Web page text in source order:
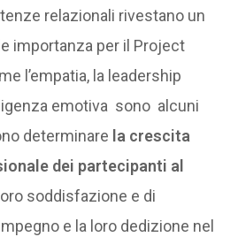
relazionali rivestano un
importanza per il Project
l’empatia, la leadership
emotiva sono alcuni
determinare la crescita
dei partecipanti al
soddisfazione e di
e la loro dedizione nel